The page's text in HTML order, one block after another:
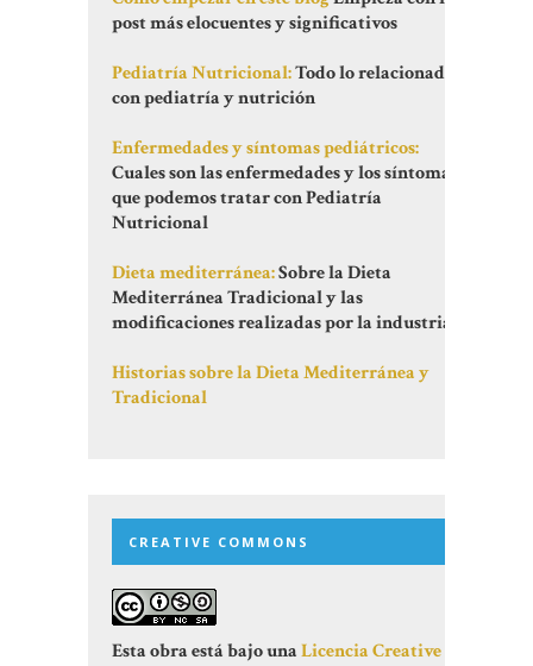
post más elocuentes y significativos
Pediatría Nutricional:Todo lo relacionado
con pediatría y nutrición
Enfermedades y síntomas pediátricos:
Cuales son las enfermedades y los síntomas
que podemos tratar con Pediatría
Nutricional
Dieta mediterránea:Sobre la Dieta
Mediterránea Tradicional y las
modificaciones realizadas por la industria
Historias sobre la Dieta Mediterránea y
Tradicional
CREATIVE COMMONS
Esta obra está bajo unaLicencia Creative